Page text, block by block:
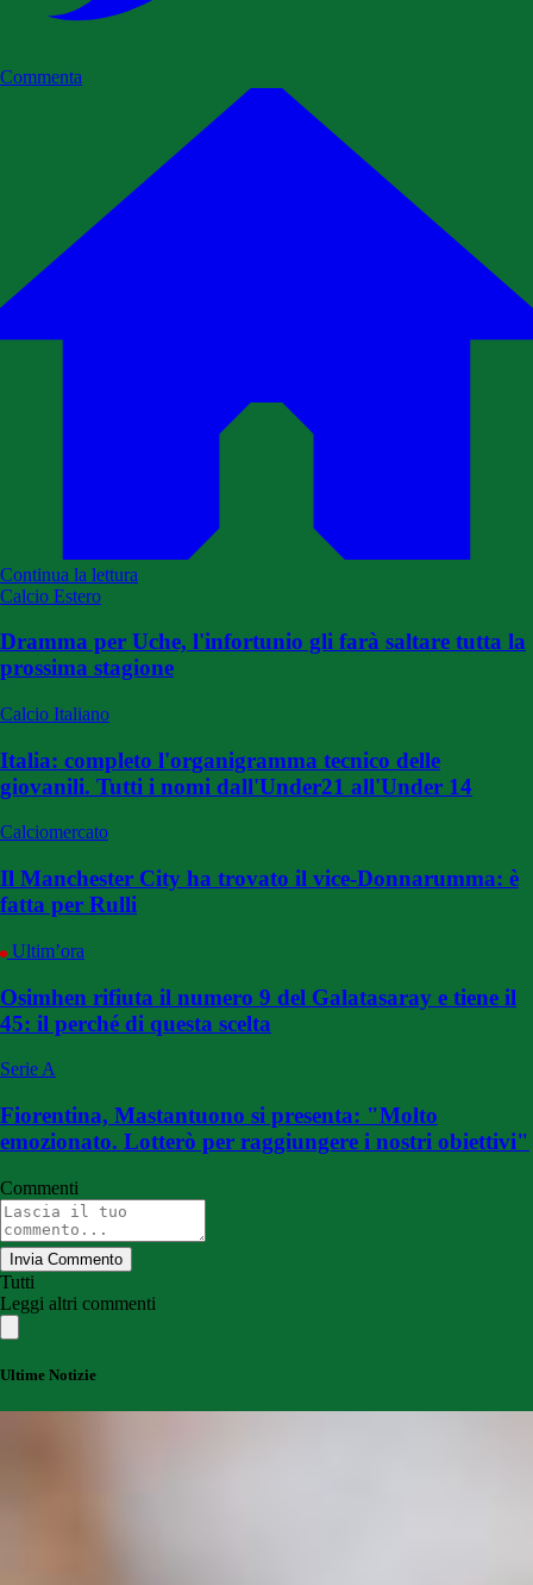
Commenta
Continua la lettura
Calcio Estero
Dramma per Uche, l'infortunio gli farà saltare tutta la
prossima stagione
Calcio Italiano
Italia: completo l'organigramma tecnico delle
giovanili. Tutti i nomi dall'Under21 all'Under 14
Calciomercato
Il Manchester City ha trovato il vice-Donnarumma: è
fatta per Rulli
Ultim’ora
Osimhen rifiuta il numero 9 del Galatasaray e tiene il
45: il perché di questa scelta
Serie A
Fiorentina, Mastantuono si presenta: "Molto
emozionato. Lotterò per raggiungere i nostri obiettivi"
Commenti
Invia Commento
Tutti
Leggi altri commenti
Ultime Notizie